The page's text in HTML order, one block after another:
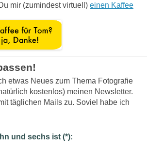
mir (zumindest virtuell) einen Kaffee
etwas Neues zum Thema Fotografie
kostenlos) meinen Newsletter.
täglichen Mails zu. Soviel habe ich
und sechs ist (*):